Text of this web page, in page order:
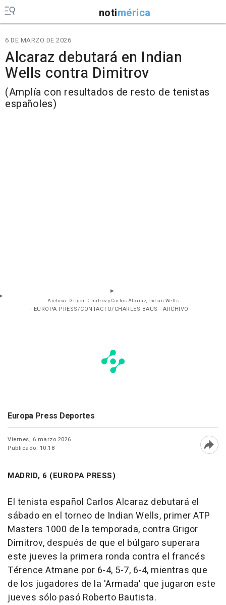
notimérica
6 DE MARZO DE 2026
Alcaraz debutará en Indian
Wells contra Dimitrov
(Amplía con resultados de resto de tenistas
españoles)
Archivo - Grigor Dimitrov y Carlos Alcaraz, Indian Wells
- EUROPA PRESS/CONTACTO/CHARLES BAUS - ARCHIVO
Europa Press Deportes
Viernes, 6 marzo 2026
Publicado: 10:18
MADRID, 6 (EUROPA PRESS)
El tenista español Carlos Alcaraz debutará el
sábado en el torneo de Indian Wells, primer ATP
Masters 1000 de la temporada, contra Grigor
Dimitrov, después de que el búlgaro superara
este jueves la primera ronda contra el francés
Térence Atmane por 6-4, 5-7, 6-4, mientras que
de los jugadores de la 'Armada' que jugaron este
jueves sólo pasó Roberto Bautista.